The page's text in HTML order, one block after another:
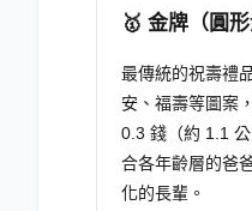
🥇 金牌（圓形
最傳統的祝壽禮
安、福壽等圖案
0.3 錢（約 1.1
合各年齡層的爸
化的長輩。